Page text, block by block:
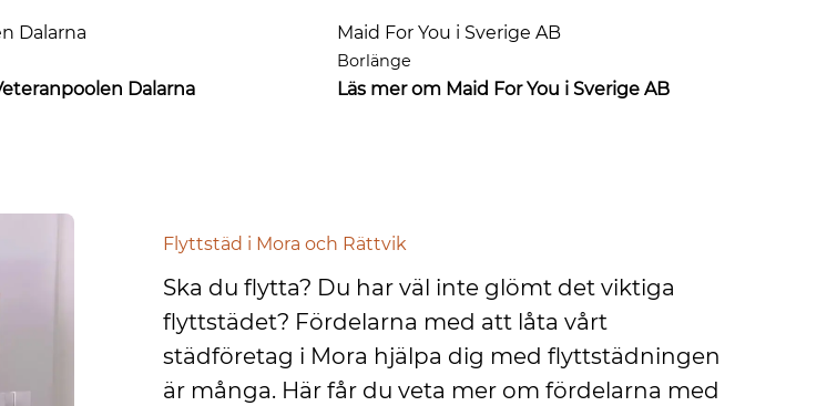
Dalarna
Dalarna
Maid For You i Sverige AB
Borlänge
Läs mer om Maid For You i Sverige AB
Flyttstäd i Mora och Rättvik
Ska du flytta? Du har väl inte glömt det viktiga
flyttstädet? Fördelarna med att låta vårt
städföretag i Mora hjälpa dig med flyttstädningen
är många. Här får du veta mer om fördelarna med